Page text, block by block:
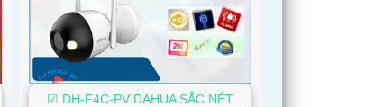
☑ DH-F4C-PV DAHUA SẮC NÉT